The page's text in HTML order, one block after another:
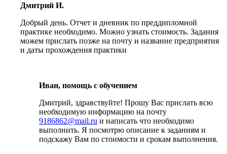
Дмитрий И.
Добрый день. Отчет и дневник по преддипломной
практике необходимо. Можно узнать стоимость. Задания
можем прислать позже на почту и название предприятия
и даты прохождения практики
Иван, помощь с обучением
Дмитрий, здравствуйте! Прошу Вас прислать всю
необходимую информацию на почту
9186862@mail.ru и написать что необходимо
выполнить. Я посмотрю описание к заданиям и
подскажу Вам по стоимости и срокам выполнения.